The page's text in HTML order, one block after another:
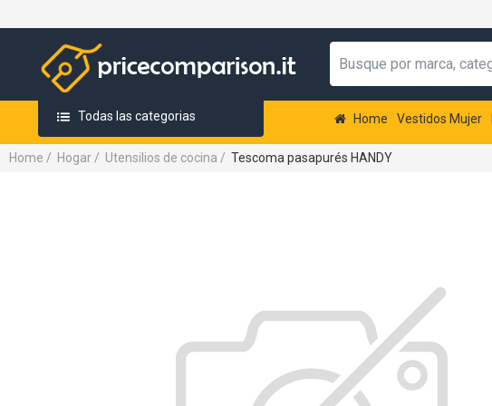
Todas las categorias Home Vestidos Mujer
Home / Hogar / Utensilios de cocina / Tescoma pasapurés HANDY